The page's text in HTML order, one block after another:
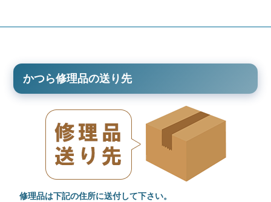
かつら修理品の送り先
修理品は下記の住所に送付して下さい。